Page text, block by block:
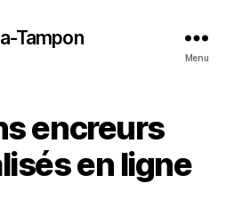
Tampon
Menu
encreurs
en ligne